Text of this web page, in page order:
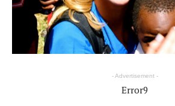
- Advertisement -
Error9